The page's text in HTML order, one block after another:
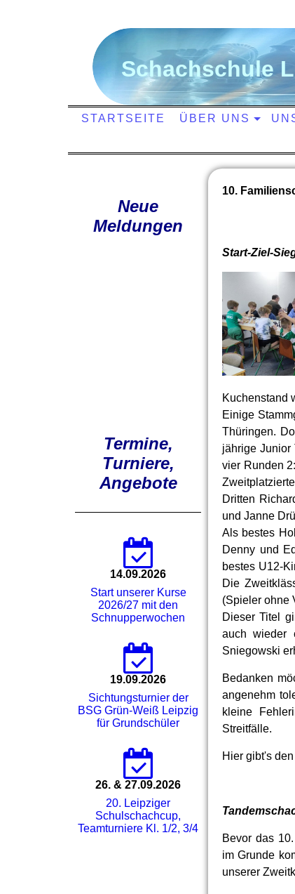
Schachschule L
STARTSEITE ÜBER UNS
10.
Start-Ziel-
Kuchenstand
Einige
Thüringen.
jährige Junior
vier Runden
Dritten
und Janne
Als bestes
Denny und
bestes U12-
Die
(Spieler ohne
Dieser Titel
auch wieder
Sniegowski
Bedanken
angenehm
kleine
Streitfälle.
Hier gibt's
Bevor das
im Grunde
unserer
Neue
Meldungen
Termine,
Turniere,
Angebote
14.09.2026
Start unserer Kurse
2026/27 mit den
Schnupperwochen
19.09.2026
Sichtungsturnier der
BSG Grün-Weiß Leipzig
für Grundschüler
26. & 27.09.2026
20. Leipziger
Schulschachcup,
Teamturniere Kl. 1/2, 3/4